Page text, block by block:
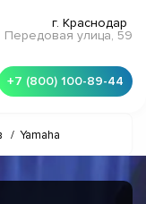
г. Краснодар
Передовая улица, 59
+7 (800) 100-89-44
/ Yamaha